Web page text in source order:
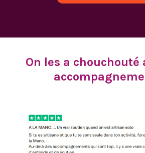
On les a chouchouté